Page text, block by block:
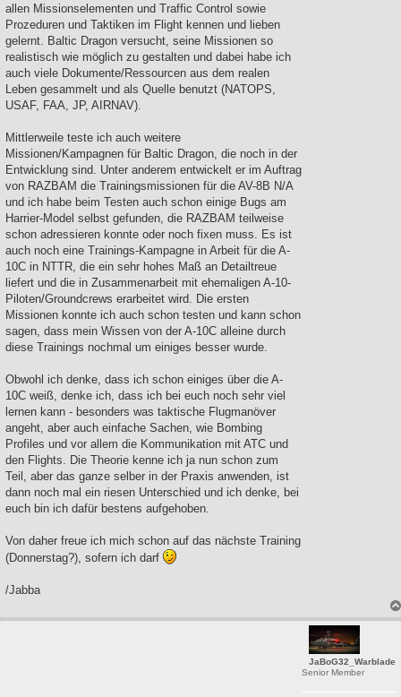
allen Missionselementen und Traffic Control sowie
Prozeduren und Taktiken im Flight kennen und lieben
gelernt. Baltic Dragon versucht, seine Missionen so
realistisch wie möglich zu gestalten und dabei habe ich
auch viele Dokumente/Ressourcen aus dem realen
Leben gesammelt und als Quelle benutzt (NATOPS,
USAF, FAA, JP, AIRNAV).
Mittlerweile teste ich auch weitere
Missionen/Kampagnen für Baltic Dragon, die noch in der
Entwicklung sind. Unter anderem entwickelt er im Auftrag
von RAZBAM die Trainingsmissionen für die AV-8B N/A
und ich habe beim Testen auch schon einige Bugs am
Harrier-Model selbst gefunden, die RAZBAM teilweise
schon adressieren konnte oder noch fixen muss. Es ist
auch noch eine Trainings-Kampagne in Arbeit für die A-
10C in NTTR, die ein sehr hohes Maß an Detailtreue
liefert und die in Zusammenarbeit mit ehemaligen A-10-
Piloten/Groundcrews erarbeitet wird. Die ersten
Missionen konnte ich auch schon testen und kann schon
sagen, dass mein Wissen von der A-10C alleine durch
diese Trainings nochmal um einiges besser wurde.
Obwohl ich denke, dass ich schon einiges über die A-
10C weiß, denke ich, dass ich bei euch noch sehr viel
lernen kann - besonders was taktische Flugmanöver
angeht, aber auch einfache Sachen, wie Bombing
Profiles und vor allem die Kommunikation mit ATC und
den Flights. Die Theorie kenne ich ja nun schon zum
Teil, aber das ganze selber in der Praxis anwenden, ist
dann noch mal ein riesen Unterschied und ich denke, bei
euch bin ich dafür bestens aufgehoben.
Von daher freue ich mich schon auf das nächste Training
(Donnerstag?), sofern ich darf
/Jabba
JaBoG32_Warblade
Senior Member